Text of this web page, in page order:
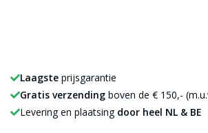
Laagste prijsgarantie
Gratis verzending boven de € 150,-
Levering en plaatsing door heel NL & BE